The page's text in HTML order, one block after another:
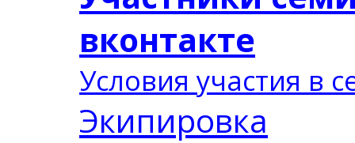
вконтакте
Условия участия в
Экипировка